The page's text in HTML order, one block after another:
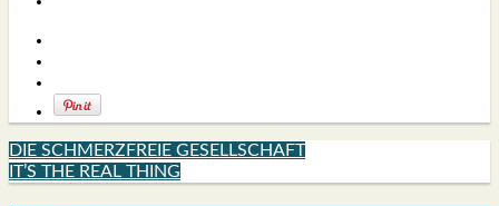
DIE SCHMERZFREIE GESELLSCHAFT
IT’S THE REAL THING